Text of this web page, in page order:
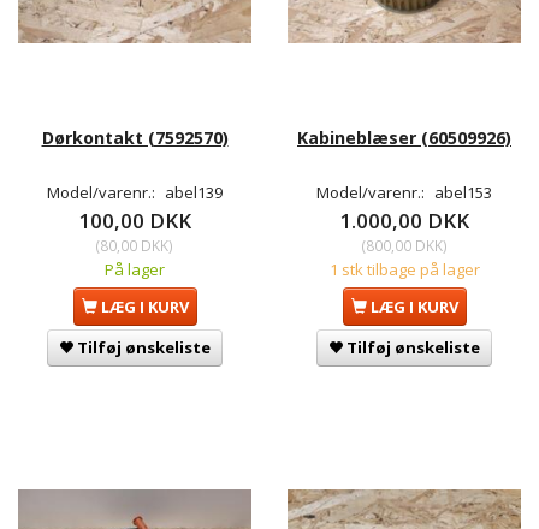
Dørkontakt (7592570)
Model/varenr.: abel139
100,00 DKK
(80,00 DKK)
På lager
LÆG I KURV
Tilføj ønskeliste
Kabineblæser (60509926)
Model/varenr.: abel153
1.000,00 DKK
(800,00 DKK)
1 stk tilbage på lager
LÆG I KURV
Tilføj ønskeliste